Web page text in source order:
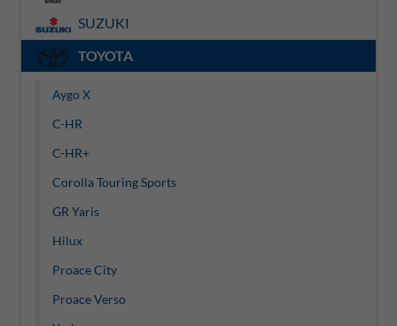
SUZUKI
TOYOTA
Aygo X
C-HR
C-HR+
Corolla Touring Sports
GR Yaris
Hilux
Proace City
Proace Verso